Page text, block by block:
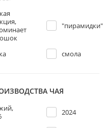
"пирамидки"
смола
ЧАЯ
2024